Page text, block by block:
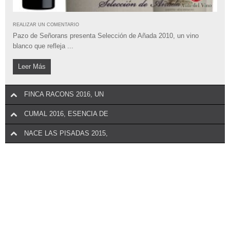
REALIZAR UN COMENTARIO
emblemático, ...
Leer Más
REALIZAR UN COMENTARIO
Pazo de Señorans presenta Selección de Añada 2010, un vino
blanco que refleja ...
Leer Más
FINCA RACONS 2016, UN
CUMAL 2016, ESENCIA DE
NACE LAS PISADAS 2015,